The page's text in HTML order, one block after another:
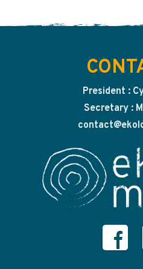
President :
Secretary :